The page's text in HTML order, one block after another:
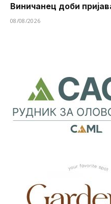
Виничанец доби
08/08/2026